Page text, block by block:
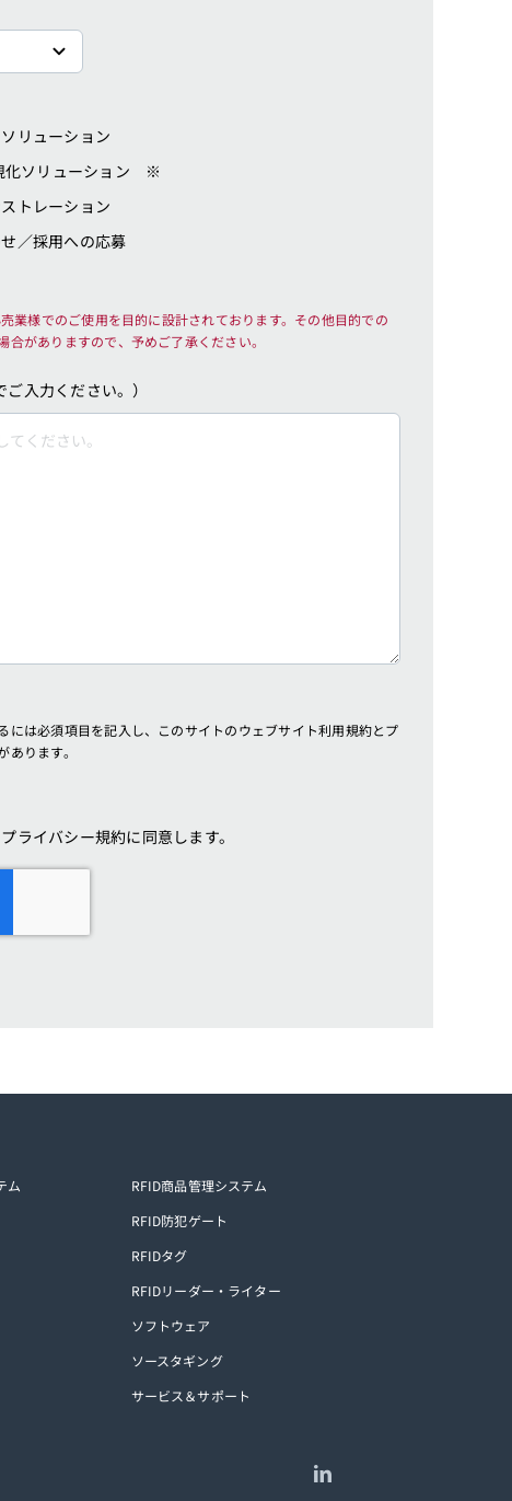
リューション
化ソリューション ※
トレーション
／採用への応募
業様でのご使用を目的に設計されております。その他目的での
合がありますので、予めご了承ください。
入力ください。）
には必須項目を記入し、このサイトのウェブサイト利用規約とプ
ります。
ライバシー規約に同意します。
ム
RFID商品管理システム
RFID防犯ゲート
RFIDタグ
RFIDリーダー・ライター
ソフトウェア
ソースタギング
サービス＆サポート